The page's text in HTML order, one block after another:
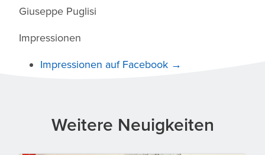
Giuseppe Puglisi
Impressionen
Impressionen auf Facebook →
Weitere Neuigkeiten